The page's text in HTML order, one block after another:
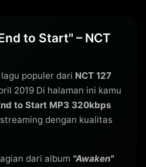
to Start" – NCT
populer dari NCT 127
2019 Di halaman ini kamu
to Start MP3 320kbps
dengan kualitas
dari album "Awaken"